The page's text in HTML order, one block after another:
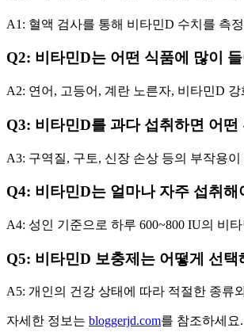
A1: 혈액 검사를 통해 비타민D 수치를 측
Q2: 비타민D는 어떤 식품에 많이
A2: 연어, 고등어, 계란 노른자, 비타민D
Q3: 비타민D를 과다 섭취하면 어떤
A3: 구역질, 구토, 신장 손상 등의 부작용
Q4: 비타민D는 얼마나 자주 섭취해
A4: 성인 기준으로 하루 600~800 IU의 비
Q5: 비타민D 보충제는 어떻게 선택
A5: 개인의 건강 상태에 따라 적절한 종류
자세한 정보는 bloggerjd.com를 참조하세요.